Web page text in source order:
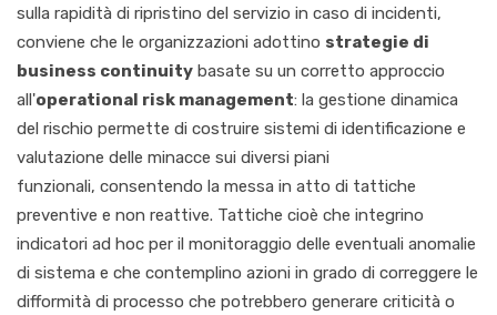
sulla rapidità di ripristino del servizio in caso di incidenti,
conviene che le organizzazioni adottino strategie di
business continuity basate su un corretto approccio
all'operational risk management: la gestione dinamica
del rischio permette di costruire sistemi di identificazione e
valutazione delle minacce sui diversi piani
funzionali, consentendo la messa in atto di tattiche
preventive e non reattive. Tattiche cioè che integrino
indicatori ad hoc per il monitoraggio delle eventuali anomalie
di sistema e che contemplino azioni in grado di correggere le
difformità di processo che potrebbero generare criticità o